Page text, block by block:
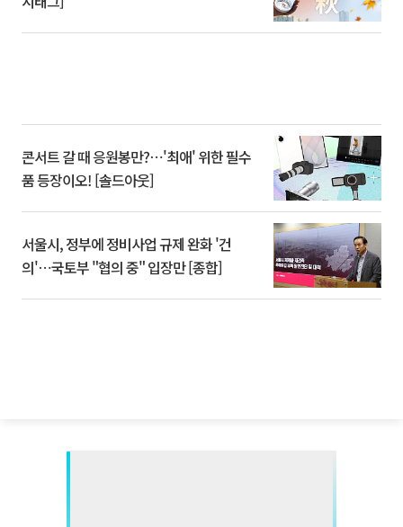
콘서트 갈 때 응원봉만?⋯'최애' 위한 필수
품 등장이오! [솔드아웃]
서울시, 정부에 정비사업 규제 완화 '건
의'⋯국토부 "협의 중" 입장만 [종합]